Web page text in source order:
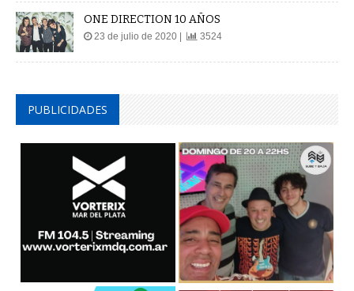
ONE DIRECTION 10 AÑOS
23 de julio de 2020 | 3524
PUBLICIDADES